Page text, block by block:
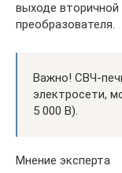
выходе
преобразователя.
Важно! СВЧ-
электросети,
5 000 В).
Мнение эксперта